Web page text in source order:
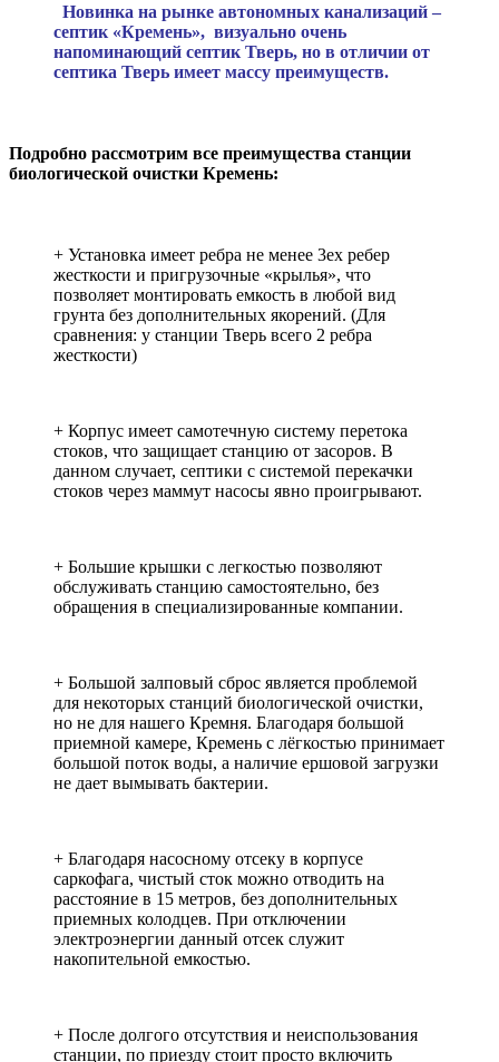
Новинка на рынке автономных канализаций –
септик «Кремень», визуально очень
напоминающий септик Тверь, но в отличии от
септика Тверь имеет массу преимуществ.
Подробно рассмотрим все преимущества станции
биологической очистки Кремень:
+ Установка имеет ребра не менее 3ех ребер
жесткости и пригрузочные «крылья», что
позволяет монтировать емкость в любой вид
грунта без дополнительных якорений. (Для
сравнения: у станции Тверь всего 2 ребра
жесткости)
+ Корпус имеет самотечную систему перетока
стоков, что защищает станцию от засоров. В
данном случает, септики с системой перекачки
стоков через маммут насосы явно проигрывают.
+ Большие крышки с легкостью позволяют
обслуживать станцию самостоятельно, без
обращения в специализированные компании.
+ Большой залповый сброс является проблемой
для некоторых станций биологической очистки,
но не для нашего Кремня. Благодаря большой
приемной камере, Кремень с лёгкостью принимает
большой поток воды, а наличие ершовой загрузки
не дает вымывать бактерии.
+ Благодаря насосному отсеку в корпусе
саркофага, чистый сток можно отводить на
расстояние в 15 метров, без дополнительных
приемных колодцев. При отключении
электроэнергии данный отсек служит
накопительной емкостью.
+ После долгого отсутствия и неиспользования
станции, по приезду стоит просто включить